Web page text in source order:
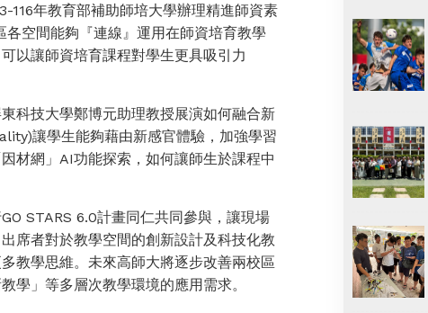
116年教育部補助師培大學辦理精進師資素
空間能夠『連線』運用在師資培育教學
以讓師資培育課程對學生更具吸引力
科技大學鄭博元助理教授展演如何融合新
讓學生能夠藉由新感官體驗，加強學習
材網」AI功能探索，如何讓師生於課程中
STARS 6.0計畫同仁共同參與，讓現場
席者對於教學空間的創新設計及科技化教
教學思維。未來高師大將逐步改善兩校區
學」等多層次教學環境的應用需求。